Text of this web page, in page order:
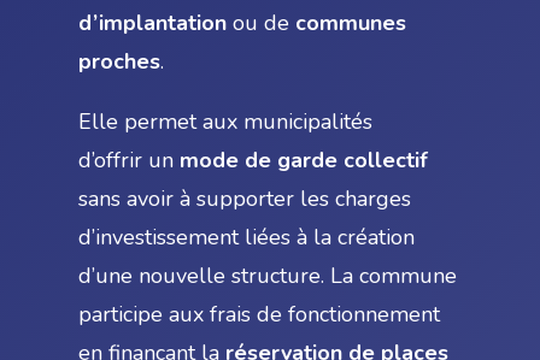
d’implantationou de communes
proches.
Elle permet aux municipalités
d’offrir un mode de garde collectif
sans avoir à supporter les charges
d’investissement liées à la création
d’une nouvelle structure. La commune
participe aux frais de fonctionnement
en finançant la réservation de places